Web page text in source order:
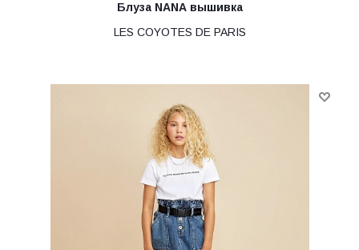
Блуза NANA вышивка
LES COYOTES DE PARIS